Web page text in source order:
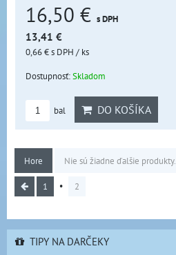
16,50 € s DPH
13,41 €
0,66 €s DPH / ks
Dostupnosť:Skladom
bal DO KOŠÍKA
Hore Nie sú žiadne ďalšie produkty.
1 2
TIPY NA DARČEKY